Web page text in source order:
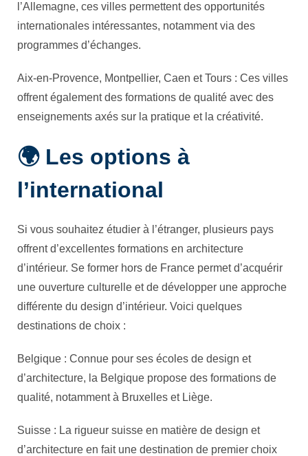
l’Allemagne, ces villes permettent des opportunités
internationales intéressantes, notamment via des
programmes d’échanges.
Aix-en-Provence, Montpellier, Caen et Tours : Ces villes
offrent également des formations de qualité avec des
enseignements axés sur la pratique et la créativité.
🌍 Les options à
l’international
Si vous souhaitez étudier à l’étranger, plusieurs pays
offrent d’excellentes formations en architecture
d’intérieur. Se former hors de France permet d’acquérir
une ouverture culturelle et de développer une approche
différente du design d’intérieur. Voici quelques
destinations de choix :
Belgique : Connue pour ses écoles de design et
d’architecture, la Belgique propose des formations de
qualité, notamment à Bruxelles et Liège.
Suisse : La rigueur suisse en matière de design et
d’architecture en fait une destination de premier choix